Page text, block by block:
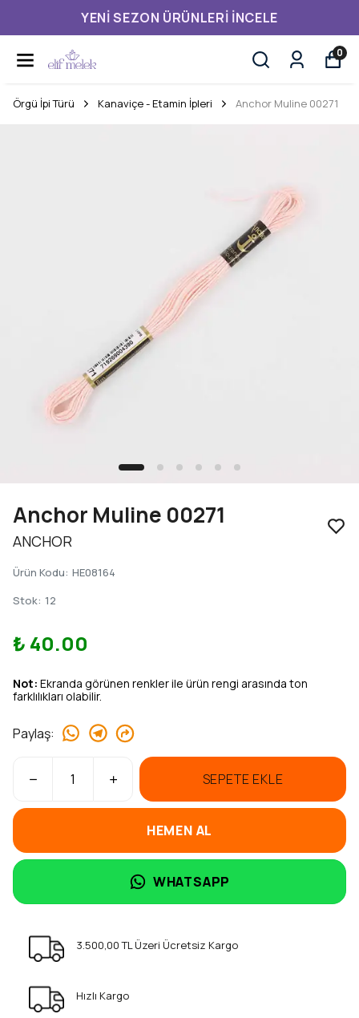
YENI SEZON ÜRÜNLERI İNCELE
0
Örgü İpi Türü Kanaviçe - Etamin İpleri Anchor Muline 00271
Anchor Muline 00271
ANCHOR
Ürün Kodu: HE08164
Stok: 12
₺ 40.00
Not: Ekranda görünen renkler ile ürün rengi arasında ton
farklılıkları olabilir.
Paylaş:
SEPETE EKLE
HEMEN AL
WHATSAPP
3.500,00 TL Üzeri Ücretsiz Kargo
Hızlı Kargo